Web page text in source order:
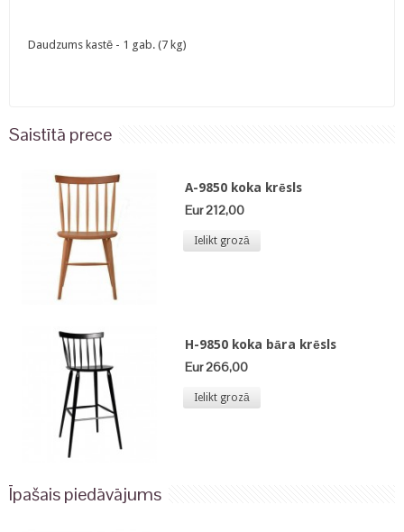
Daudzums kastē - 1 gab. (7 kg)
Saistītā prece
A-9850 koka krēsls
Eur 212,00
Ielikt grozā
H-9850 koka bāra krēsls
Eur 266,00
Ielikt grozā
Īpašais piedāvājums